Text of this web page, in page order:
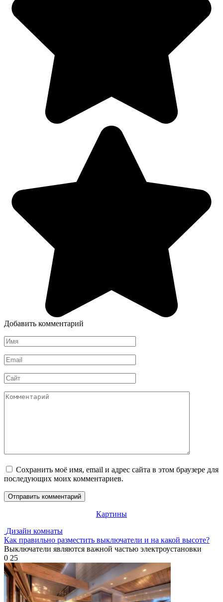
Добавить комментарий
Имя
*
Email
*
Сайт
Комментарий
Сохранить моё имя, email и адрес сайта в этом браузере для
последующих моих комментариев.
Картины
Дизайн комнаты
Как правильно разместить выключатели и на какой высоте?
Выключатели являются важной частью электроустановки
0 25